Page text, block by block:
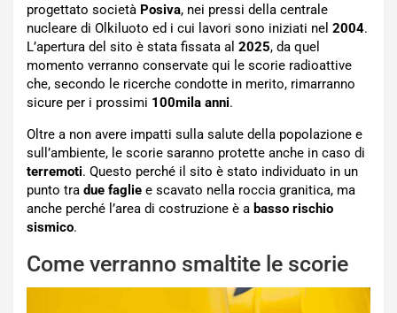
progettato società Posiva, nei pressi della centrale
nucleare di Olkiluoto ed i cui lavori sono iniziati nel 2004.
L’apertura del sito è stata fissata al 2025, da quel
momento verranno conservate qui le scorie radioattive
che, secondo le ricerche condotte in merito, rimarranno
sicure per i prossimi 100mila anni.
Oltre a non avere impatti sulla salute della popolazione e
sull’ambiente, le scorie saranno protette anche in caso di
terremoti. Questo perché il sito è stato individuato in un
punto tra due faglie e scavato nella roccia granitica, ma
anche perché l’area di costruzione è a basso rischio
sismico.
Come verranno smaltite le scorie